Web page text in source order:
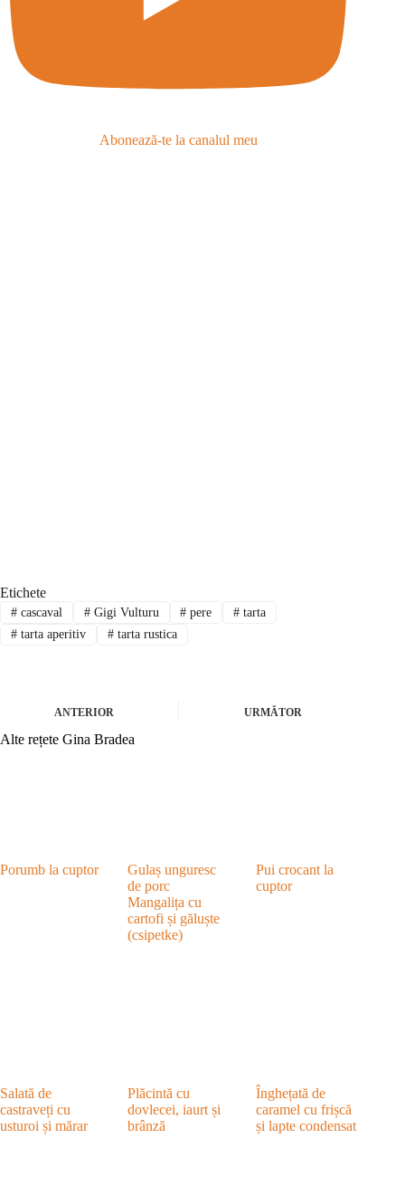
Abonează-te la canalul meu
Etichete
#cascaval #Gigi Vulturu # pere # tarta
#tarta aperitiv #tarta rustica
ANTERIOR URMĂTOR
Alte rețete Gina Bradea
Porumb la cuptor
Gulaș unguresc
de porc
Mangalița cu
cartofi și găluște
(csipetke)
Pui crocant la
cuptor
Salată de
castraveți cu
usturoi și mărar
Plăcintă cu
dovlecei, iaurt și
brânză
Înghețată de
caramel cu frișcă
și lapte condensat